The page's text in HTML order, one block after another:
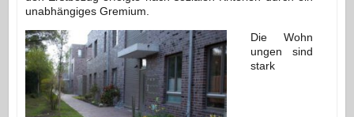
unabhängiges Gremium.
Die Wohn
ungen sind
stark